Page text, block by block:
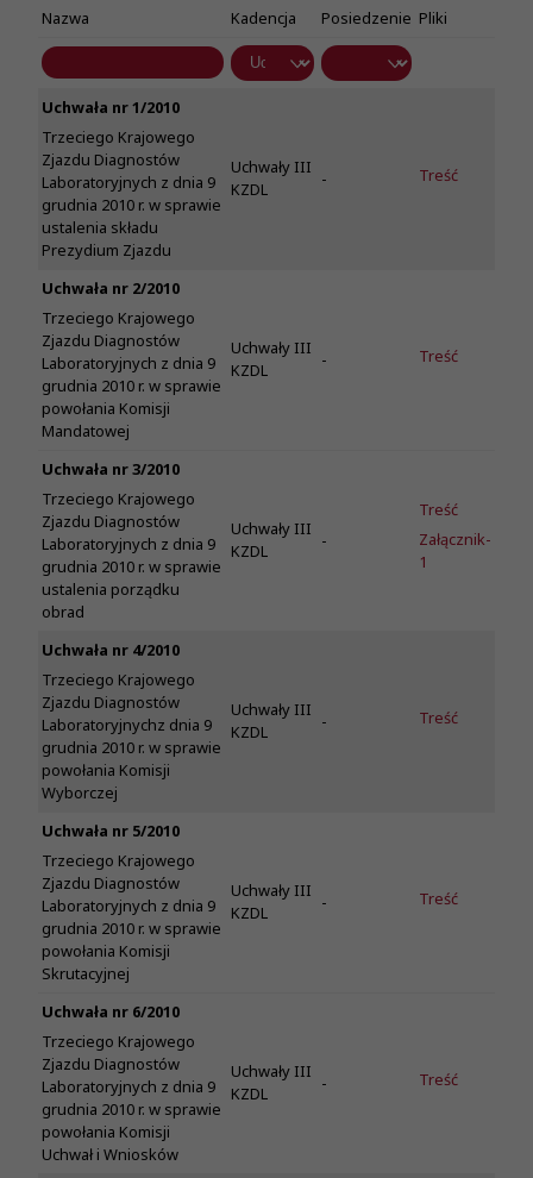
Nazwa Kadencja Posiedzenie Pliki
Uchwała nr 1/2010
Trzeciego Krajowego
Zjazdu Diagnostów
Laboratoryjnych z dnia 9
grudnia 2010 r. w sprawie
ustalenia składu
Prezydium Zjazdu
Uchwały III
KZDL
- Treść
Uchwała nr 2/2010
Trzeciego Krajowego
Zjazdu Diagnostów
Laboratoryjnych z dnia 9
grudnia 2010 r. w sprawie
powołania Komisji
Mandatowej
Uchwały III
KZDL
- Treść
Uchwała nr 3/2010
Trzeciego Krajowego
Zjazdu Diagnostów
Laboratoryjnych z dnia 9
grudnia 2010 r. w sprawie
ustalenia porządku
obrad
Uchwały III
KZDL
-
Treść
Załącznik-
1
Uchwała nr 4/2010
Trzeciego Krajowego
Zjazdu Diagnostów
Laboratoryjnychz dnia 9
grudnia 2010 r. w sprawie
powołania Komisji
Wyborczej
Uchwały III
KZDL
- Treść
Uchwała nr 5/2010
Trzeciego Krajowego
Zjazdu Diagnostów
Laboratoryjnych z dnia 9
grudnia 2010 r. w sprawie
powołania Komisji
Skrutacyjnej
Uchwały III
KZDL
- Treść
Uchwała nr 6/2010
Trzeciego Krajowego
Zjazdu Diagnostów
Laboratoryjnych z dnia 9
grudnia 2010 r. w sprawie
powołania Komisji
Uchwał i Wniosków
Uchwały III
KZDL
- Treść